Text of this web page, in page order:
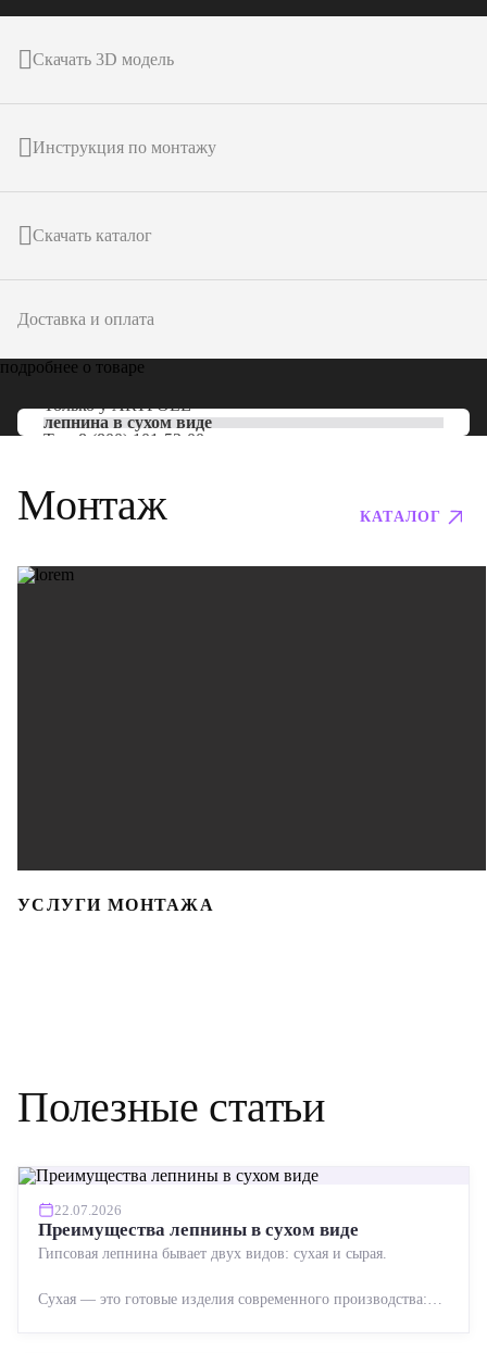
Скачать 3D модель
Инструкция по монтажу
Скачать каталог
Доставка и оплата
подробнее о товаре
Только уARTPOLE
лепнина в сухом виде
Тел: 8 (800) 101-53-00
Монтаж КАТАЛОГ
УСЛУГИ МОНТАЖА
Полезные статьи
22.07.2026
Преимущества лепнины в сухом виде
Гипсовая лепнина бывает двух видов: сухая и сырая.
Сухая — это готовые изделия современного производства: